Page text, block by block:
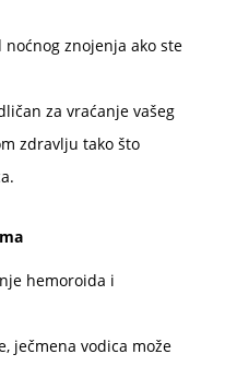
znojenja ako ste
za vraćanje vašeg
zdravlju tako što
hemoroida i
ječmena vodica može